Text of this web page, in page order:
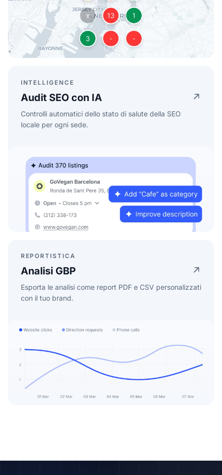
INTELLIGENCE
Audit SEO con IA
Controlli automatici dello stato di salute della SEO
locale per ogni sede.
REPORTISTICA
Analisi GBP
Esporta le analisi come report PDF e CSV personalizzati
con il tuo brand.